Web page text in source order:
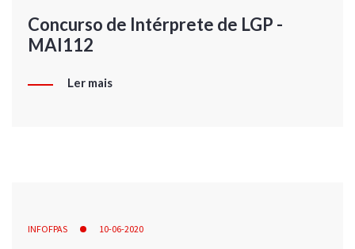
Concurso de Intérprete de LGP -
MAI112
Ler mais
INFOFPAS 10-06-2020